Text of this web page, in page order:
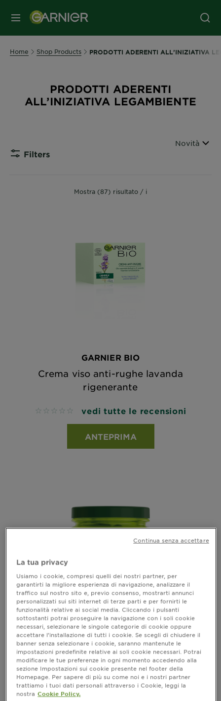
MENU
Home Shop Products PRODOTTI ADERENTI ALL’INIZIATIVA
PRODOTTI ADERENTI
ALL’INIZIATIVA LEGAMBIENTE
Filters
Ordina per
Novità
Mostra (87) risultato / i
GARNIER BIO
Crema viso anti-rughe lavanda
rigenerante
No reviews vedi tutte le recensioni
ANTEPRIMA
FRUCTIS- HYDRA-RICCI
Maschera Fortificante
No reviews vedi tutte le recensioni
ANTEPRIMA
La tua privacy
Usiamo i cookie, compresi quelli dei nostri partner, per
garantirti la migliore esperienza di navigazione, analizzare il
traffico sul nostro sito e, previo consenso, mostrarti annunci
personalizzati sui siti internet di terze parti e per fornirti le
funzionalità relative ai social media. Cliccando i pulsanti
sottostanti potrai proseguire la navigazione con i soli cookie
necessari, selezionare le singole categorie di cookie oppure
accettare l’installazione di tutti i cookie. Se scegli di chiudere il
banner senza selezionare i cookie, saranno mantenute le
impostazioni predefinite relative ai soli cookie necessari. Potrai
modificare le tue preferenze in ogni momento accedendo alla
sezione Impostazioni sui cookie presente nel footer della
Homepage. Per sapere di più su come noi e i nostri partner
trattiamo i tuoi dati personali attraverso i Cookie, leggi la
nostra Cookie Policy.
Continua senza accettare